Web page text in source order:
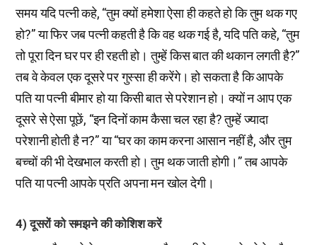
समय यदि पत्नी कहे, “तुम क्यों हमेशा ऐसा ही कहते हो कि तुम थक गए
हो?” या फिर जब पत्नी कहती है कि वह थक गई है, यदि पति कहे, “तुम
तो पूरा दिन घर पर ही रहती हो। तुम्हें किस बात की थकान लगती है?”
तब वे केवल एक दूसरे पर गुस्सा ही करेंगे। हो सकता है कि आपके
पति या पत्नी बीमार हो या किसी बात से परेशान हो। क्यों न आप एक
दूसरे से ऐसा पूछें, “इन दिनों काम कैसा चल रहा है? तुम्हें ज्यादा
परेशानी होती है न?” या “घर का काम करना आसान नहीं है, और तुम
बच्चों की भी देखभाल करती हो। तुम थक जाती होगी।” तब आपके
पति या पत्नी आपके प्रति अपना मन खोल देगी।
4) दूसरों को समझने की कोशिश करें